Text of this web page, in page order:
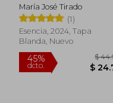
María José Tirado
(1)
Esencia, 2024, Tapa
Blanda, Nuevo